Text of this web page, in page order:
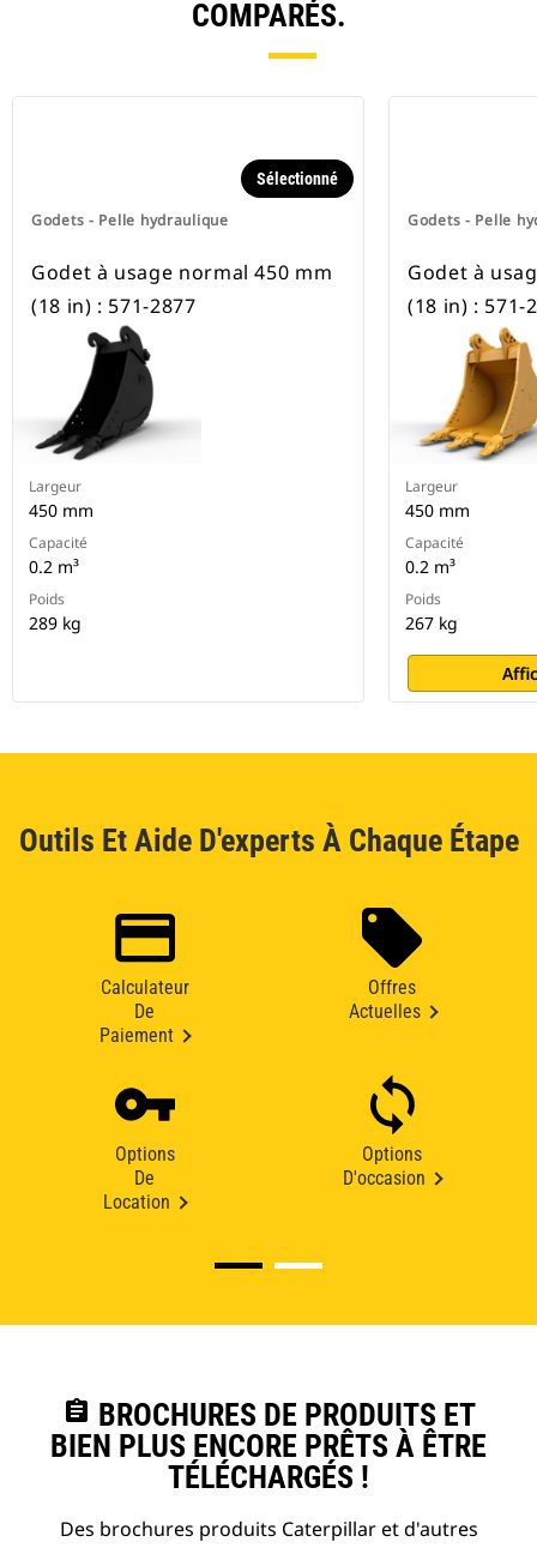
COMPARÉS.
Godets - Pelle hydraulique
Sélectionné
Godet à usage normal 450 mm
(18 in) : 571-2877
Largeur
450 mm
Capacité
0.2 m³
Poids
289 kg
Godets - Pelle
Godet à
(18 in) : 571-
Largeur
450 mm
Capacité
0.2 m³
Poids
267 kg
Outils Et Aide D'experts À Chaque Étape
Calculateur
De
Paiement
Offres
Actuelles
Options
De
Location
Options
D'occasion
assignment BROCHURES DE PRODUITS ET
BIEN PLUS ENCORE PRÊTS À ÊTRE
TÉLÉCHARGÉS !
Des brochures produits Caterpillar et d'autres